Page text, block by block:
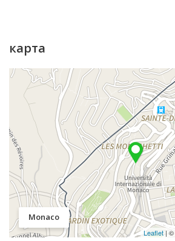
карта
Monaco
Leaflet | ©